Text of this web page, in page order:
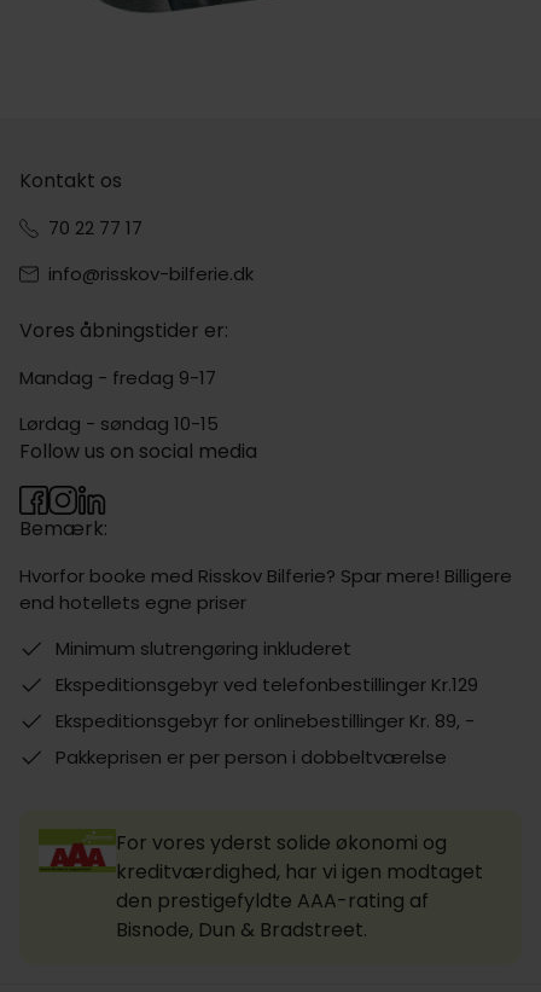
Kontakt os
70 22 77 17
info@risskov-bilferie.dk
Vores åbningstider er:
Mandag - fredag 9-17
Lørdag - søndag 10-15
Bemærk:
Hvorfor booke med Risskov Bilferie? Spar mere! Billigere
end hotellets egne priser
Minimum slutrengøring inkluderet
Ekspeditionsgebyr ved telefonbestillinger Kr.129
Ekspeditionsgebyr for onlinebestillinger Kr. 89, -
Pakkeprisen er per person i dobbeltværelse
Follow us on social media
For vores yderst solide økonomi og
kreditværdighed, har vi igen modtaget
den prestigefyldte AAA-rating af
Bisnode, Dun & Bradstreet.